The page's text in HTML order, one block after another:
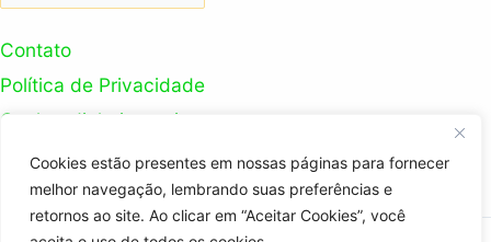
Cookies estão presentes em nossas páginas para fornecer
melhor navegação, lembrando suas preferências e
retornos ao site. Ao clicar em “Aceitar Cookies”, você
Contato
Política de Privacidade
Ganhar dinheiro na internet
Nosso Canal Youtube